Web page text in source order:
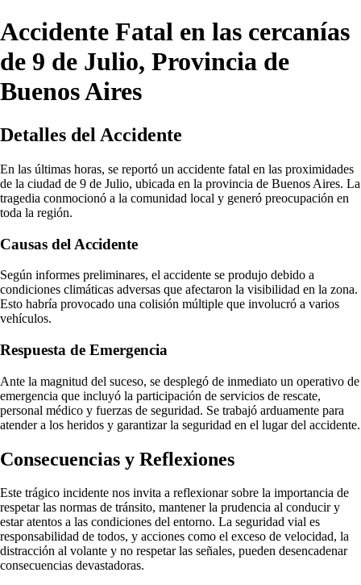
Accidente Fatal en las cercanías
de 9 de Julio, Provincia de
Buenos Aires
Detalles del Accidente
En las últimas horas, se reportó un accidente fatal en las proximidades
de la ciudad de 9 de Julio, ubicada en la provincia de Buenos Aires. La
tragedia conmocionó a la comunidad local y generó preocupación en
toda la región.
Causas del Accidente
Según informes preliminares, el accidente se produjo debido a
condiciones climáticas adversas que afectaron la visibilidad en la zona.
Esto habría provocado una colisión múltiple que involucró a varios
vehículos.
Respuesta de Emergencia
Ante la magnitud del suceso, se desplegó de inmediato un operativo de
emergencia que incluyó la participación de servicios de rescate,
personal médico y fuerzas de seguridad. Se trabajó arduamente para
atender a los heridos y garantizar la seguridad en el lugar del accidente.
Consecuencias y Reflexiones
Este trágico incidente nos invita a reflexionar sobre la importancia de
respetar las normas de tránsito, mantener la prudencia al conducir y
estar atentos a las condiciones del entorno. La seguridad vial es
responsabilidad de todos, y acciones como el exceso de velocidad, la
distracción al volante y no respetar las señales, pueden desencadenar
consecuencias devastadoras.